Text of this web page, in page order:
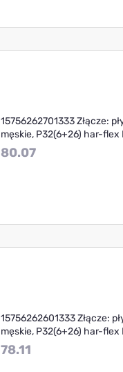
15756262701333 Złącze:
męskie, P32(6+26) har-flex
80.07
15756262601333 Złącze:
męskie, P32(6+26) har-flex
78.11